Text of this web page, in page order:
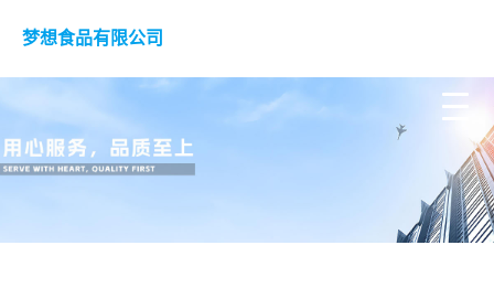
梦想食品有限公司